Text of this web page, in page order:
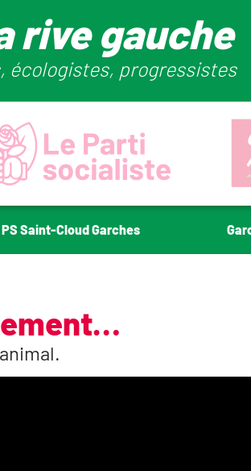
rive gauche
écologistes, progressistes
PS Saint-Cloud Garches